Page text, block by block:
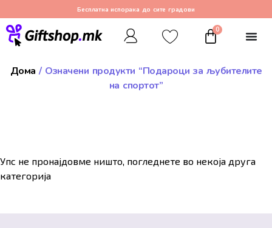
Бесплатна испорака до сите градови
0
Дома / Означени продукти “Подароци за љубителите
на спортот”
Упс не пронајдовме ништо, погледнете во некоја друга
категорија